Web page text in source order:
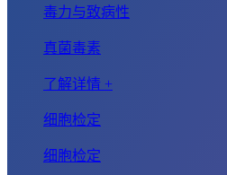
毒力与致病性
真菌毒素
了解详情 +
细胞检定
细胞检定